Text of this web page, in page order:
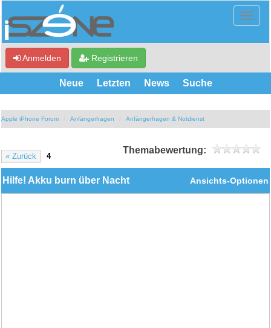
Anmelden Registrieren
Neue Letzten News Suche
Apple iPhone Forum Anfängerfragen Anfängerfragen & Notdienst
« Zurück 4
Themabewertung:
Ansichts-Optionen
Hilfe! Akku burn über Nacht